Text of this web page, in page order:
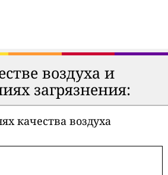
воздуха и
загрязнения:
качества воздуха